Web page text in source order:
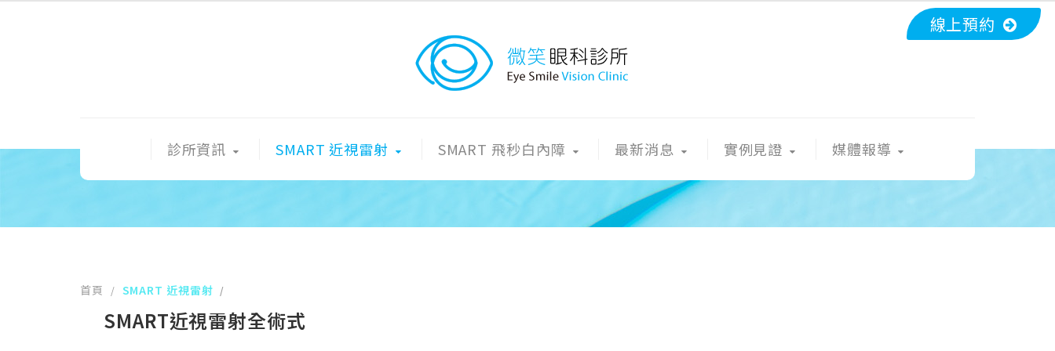
線上預約
診所資訊 SMART 近視雷射 SMART 飛秒白內障 最新消息 實例見證 媒體報導
首頁 / SMART 近視雷射 /
SMART近視雷射全術式